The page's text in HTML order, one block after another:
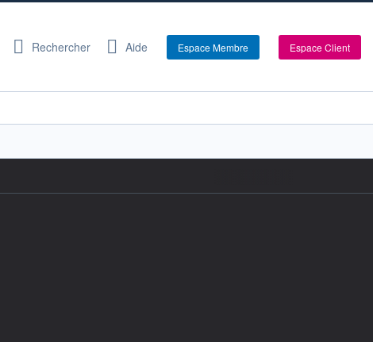
Rechercher Aide Espace Membre Espace Client